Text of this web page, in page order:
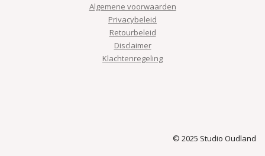
Algemene voorwaarden
Privacybeleid
Retourbeleid
Disclaimer
Klachtenregeling
© 2025 Studio Oudland